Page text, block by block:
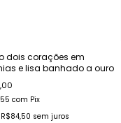
dois corações em
e lisa banhado a ouro
com Pix
R$84,50 sem juros